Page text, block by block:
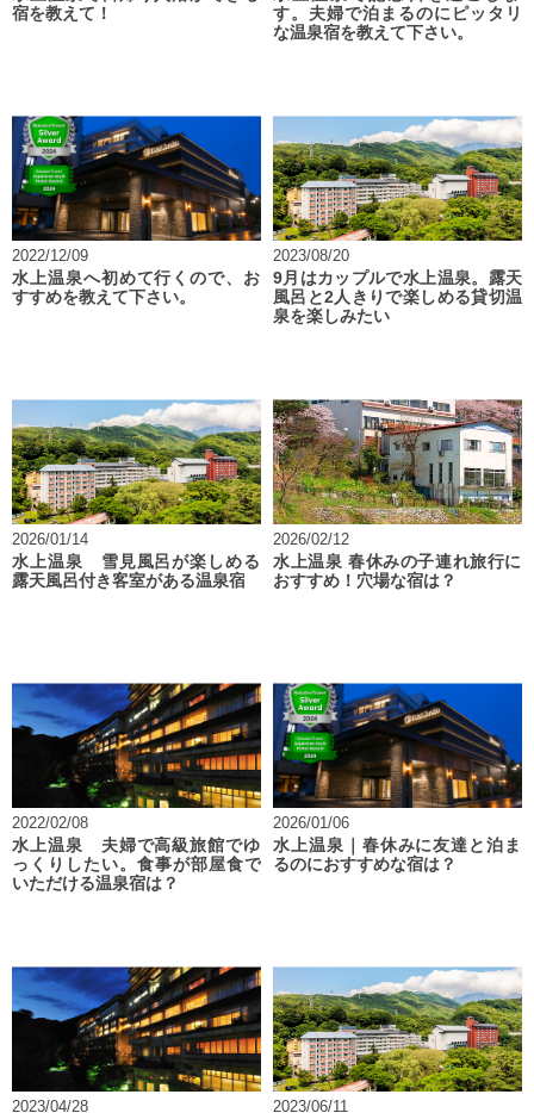
宿を教えて！
す。夫婦で泊まるのにピッタリ
な温泉宿を教えて下さい。
2022/12/09
水上温泉へ初めて行くので、お
すすめを教えて下さい。
2023/08/20
9月はカップルで水上温泉。露天
風呂と2人きりで楽しめる貸切温
泉を楽しみたい
2026/01/14
水上温泉 雪見風呂が楽しめる
露天風呂付き客室がある温泉宿
2026/02/12
水上温泉 春休みの子連れ旅行に
おすすめ！穴場な宿は？
2022/02/08
水上温泉 夫婦で高級旅館でゆ
っくりしたい。食事が部屋食で
いただける温泉宿は？
2026/01/06
水上温泉｜春休みに友達と泊ま
るのにおすすめな宿は？
2023/04/28 2023/06/11